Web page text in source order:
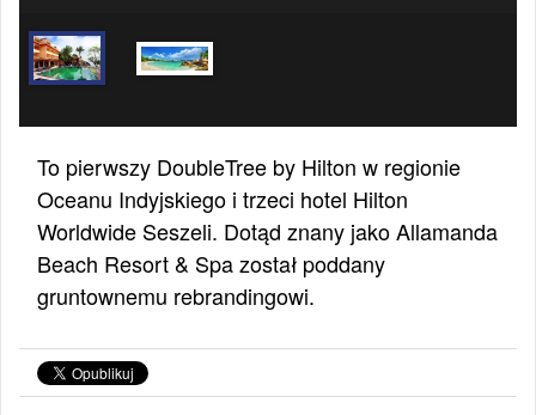
To pierwszy DoubleTree by Hilton w regionie
Oceanu Indyjskiego i trzeci hotel Hilton
Worldwide Seszeli. Dotąd znany jako Allamanda
Beach Resort & Spa został poddany
gruntownemu rebrandingowi.